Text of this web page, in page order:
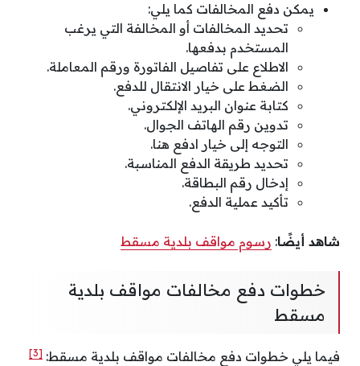
يمكن دفع المخالفات كما يلي:
تحديد المخالفات أو المخالفة التي يرغب
المستخدم بدفعها.
الاطلاع على تفاصيل الفاتورة ورقم المعاملة.
الضغط على خيار الانتقال للدفع.
كتابة عنوان البريد الإلكتروني.
تدوين رقم الهاتف الجوال.
التوجه إلى خيار ادفع هنا.
تحديد طريقة الدفع المناسبة.
إدخال رقم البطاقة.
تأكيد عملية الدفع.
شاهد أيضًا: رسوم مواقف بلدية مسقط
خطوات دفع مخالفات مواقف بلدية
مسقط
فيما يلي خطوات دفع مخالفات مواقف بلدية مسقط: [3]